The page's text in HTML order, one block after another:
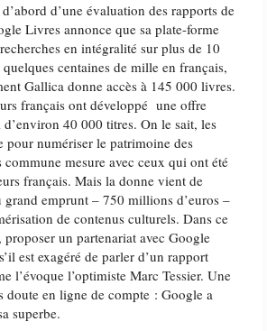
d’une évaluation des rapports de
Livres annonce que sa plate-forme
en intégralité sur plus de 10
centaines de mille en français,
Gallica donne accès à 145 000 livres.
français ont développé une offre
40 000 titres. On le sait, les
pour numériser le patrimoine des
mesure avec ceux qui ont été
français. Mais la donne vient de
emprunt – 750 millions d’euros –
de contenus culturels. Dans ce
un partenariat avec Google
est exagéré de parler d’un rapport
l’évoque l’optimiste Marc Tessier. Une
doute en ligne de compte : Google a
superbe.